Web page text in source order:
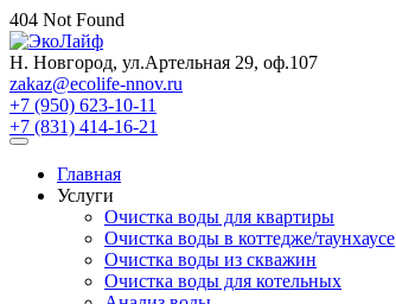
404 Not Found
Н. Новгород, ул.Артельная 29, оф.107
zakaz@ecolife-nnov.ru
+7 (950) 623-10-11
+7 (831) 414-16-21
Главная
Услуги
Очистка воды для квартиры
Очистка воды в коттедже/таунхаусе
Очистка воды из скважин
Очистка воды для котельных